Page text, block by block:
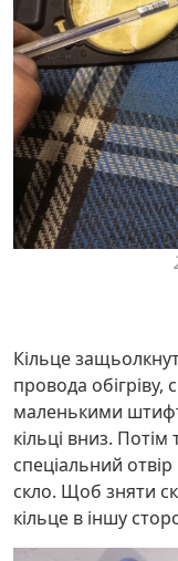
Кільце
провода обігріву,
маленькими
кільці вниз.
спеціальний отвір
скло. Щоб зняти
кільце в іншу